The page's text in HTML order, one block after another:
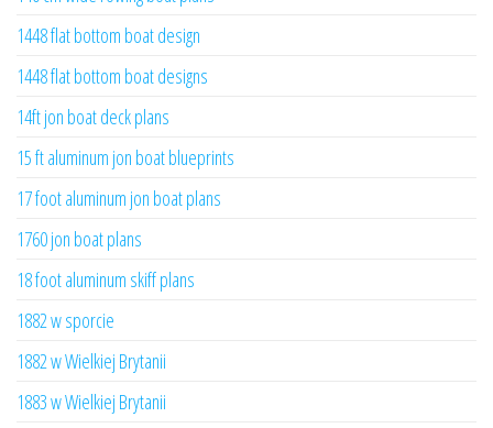
1448 flat bottom boat design
1448 flat bottom boat designs
14ft jon boat deck plans
15 ft aluminum jon boat blueprints
17 foot aluminum jon boat plans
1760 jon boat plans
18 foot aluminum skiff plans
1882 w sporcie
1882 w Wielkiej Brytanii
1883 w Wielkiej Brytanii